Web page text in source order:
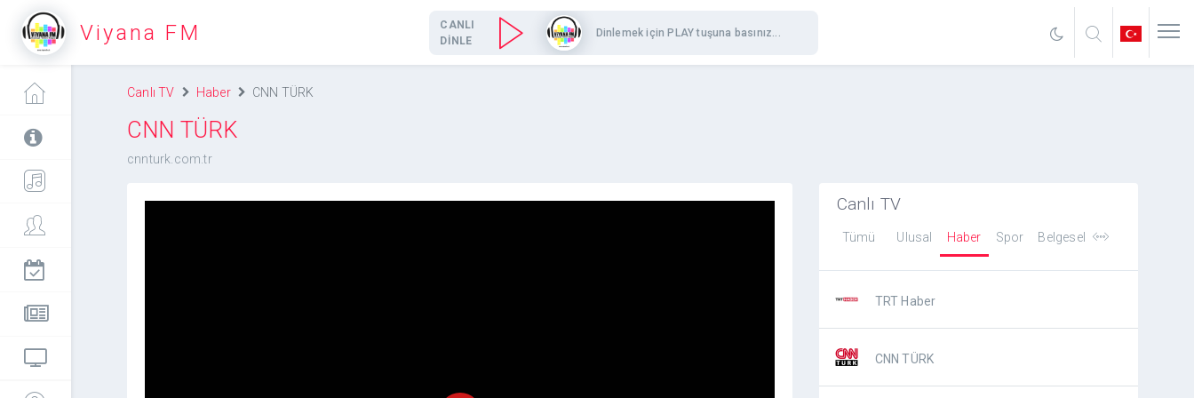
Viyana FM
CANLI
DİNLE
Dinlemek için PLAY tuşuna basınız...
Canlı TV Haber CNN TÜRK
CNN TÜRK
cnnturk.com.tr
Canlı TV
Tümü Ulusal Haber Spor Belgesel
TRT Haber
CNN TÜRK